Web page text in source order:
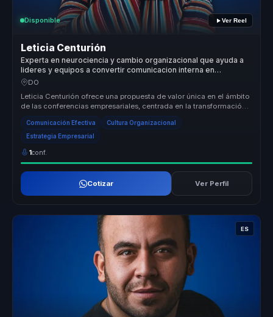
Disponible Ver Reel
Leticia Centurión
Experta en neurociencia y cambio organizacional que ayuda a
lideres y equipos a convertir comunicacion interna en
cohesion, criterio y ventaja competitiva.
DO
Leticia Centurión ofrece una propuesta de valor única en el ámbito
de las conferencias empresariales, centrada en la transformación
organ...
Comunicación Efectiva Cultura Organizacional
Estrategia Empresarial
1conf.
Cotizar Ver Perfil
ES